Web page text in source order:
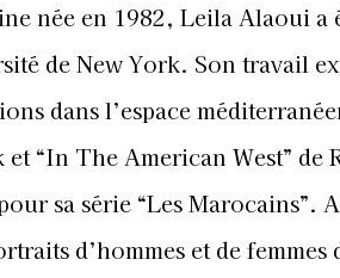
née en 1982, Leila Alaoui a
de New York. Son travail
dans l’espace
et “In The American West”
sa série “Les Marocains”.
d’hommes et de femmes